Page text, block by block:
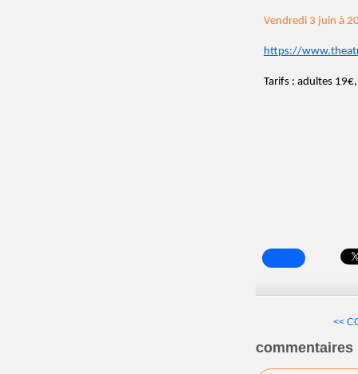
Vendredi 3 juin à
https://
Tarifs : adultes
<<
commentaires